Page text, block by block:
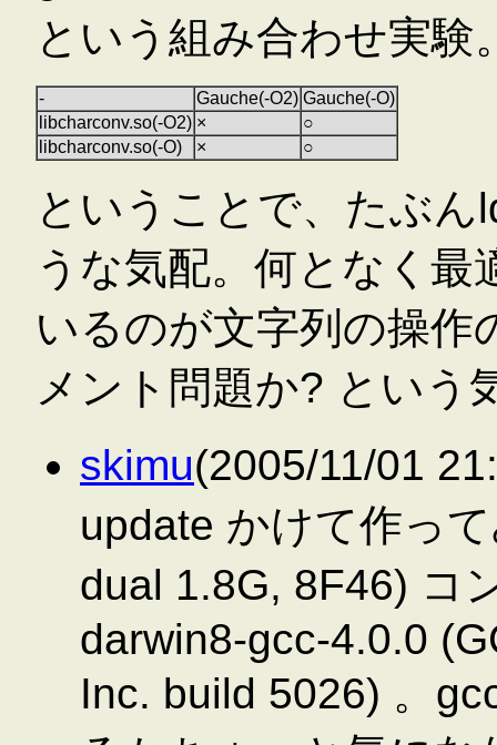
という組み合わせ実験
- Gauche(-O2) Gauche(-O)
libcharconv.so(-O2) ×
○
libcharconv.so(-O)
× ○
ということで、たぶ
うな気配。何となく
いるのが文字列の操
メント問題か? という
skimu(2005/11/01
update かけて作っ
dual 1.8G, 8F46) コ
darwin8-gcc-4.0.0
Inc. build 5026) 。